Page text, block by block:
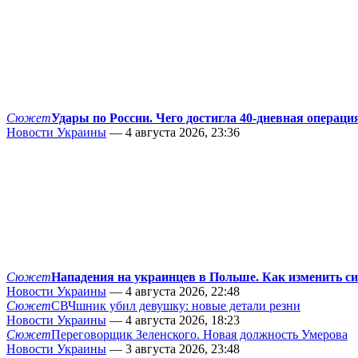
СюжетУдары по России. Чего достигла 40-дневная
Новости Украины — 4 августа 2026, 23:36
СюжетНападения на украинцев в Польше. Как изменить
Новости Украины — 4 августа 2026, 22:48
СюжетСВЧшник убил девушку: новые детали резни
Новости Украины — 4 августа 2026, 18:23
СюжетПереговорщик Зеленского. Новая должность Умерова
Новости Украины — 3 августа 2026, 23:48